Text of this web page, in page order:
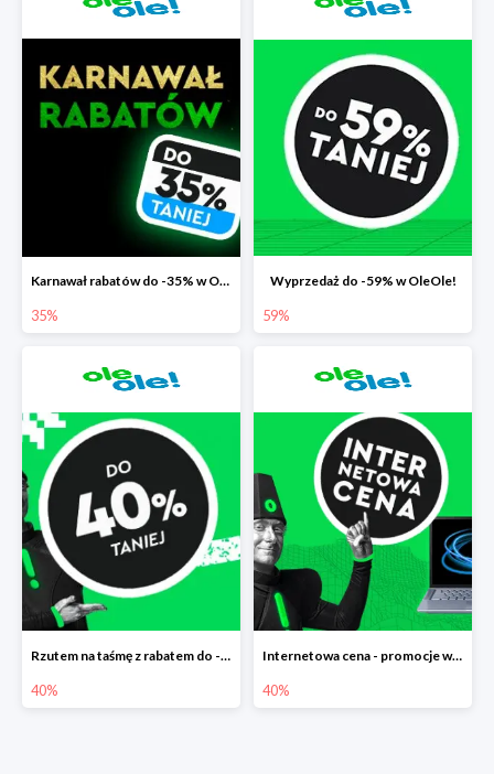
Karnawał rabatów do -35% w OleOle!
35%
Wyprzedaż do -59% w OleOle!
59%
Rzutem na taśmę z rabatem do -40%
40%
Internetowa cena - promocje w Ole Ole! do -40%
40%